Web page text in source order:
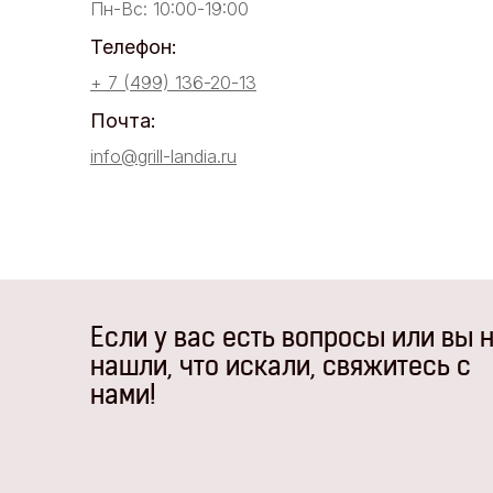
Пн-Вс: 10:00-19:00
Телефон:
+ 7 (499) 136-20-13
Почта:
info@grill-landia.ru
Если у вас есть вопросы или вы
нашли, что искали, свяжитесь с
нами!